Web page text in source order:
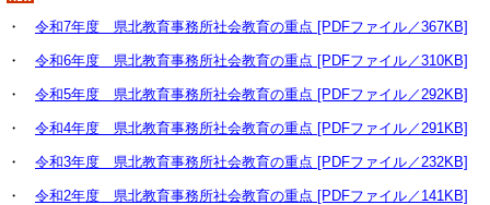
・ 令和7年度 県北教育事務所社会教育の重点 [PDFファイル／367KB]
・ 令和6年度 県北教育事務所社会教育の重点 [PDFファイル／310KB]
・ 令和5年度 県北教育事務所社会教育の重点 [PDFファイル／292KB]
・ 令和4年度 県北教育事務所社会教育の重点 [PDFファイル／291KB]
・ 令和3年度 県北教育事務所社会教育の重点 [PDFファイル／232KB]
・ 令和2年度 県北教育事務所社会教育の重点 [PDFファイル／141KB]